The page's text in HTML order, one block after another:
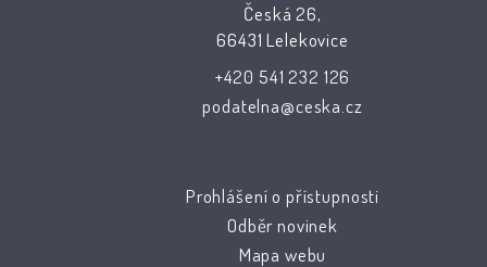
Česká 26,
66431 Lelekovice
+420 541 232 126
podatelna@ceska.cz
Prohlášení o přístupnosti
Odběr novinek
Mapa webu